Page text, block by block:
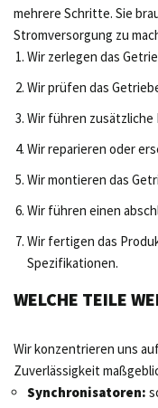
mehrere Schritte. Sie
Stromversorgung zu
Wir zerlegen das
Wir prüfen das
Wir führen
Wir reparieren oder
Wir montieren das
Wir führen einen
Wir fertigen das
Spezifikationen.
WELCHE TEILE
Wir konzentrieren uns
Zuverlässigkeit
Synchronisatoren: